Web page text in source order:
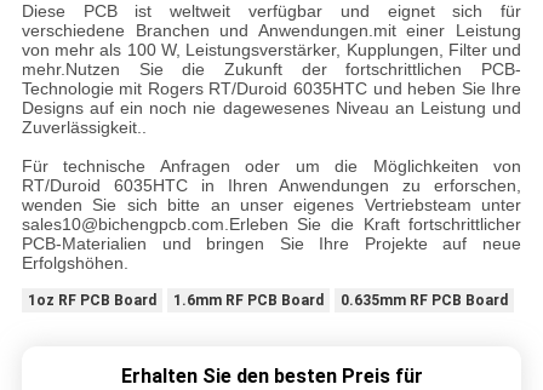
Diese PCB ist weltweit verfügbar und eignet sich für
verschiedene Branchen und Anwendungen.mit einer Leistung
von mehr als 100 W, Leistungsverstärker, Kupplungen, Filter und
mehr.Nutzen Sie die Zukunft der fortschrittlichen PCB-
Technologie mit Rogers RT/Duroid 6035HTC und heben Sie Ihre
Designs auf ein noch nie dagewesenes Niveau an Leistung und
Zuverlässigkeit..
Für technische Anfragen oder um die Möglichkeiten von
RT/Duroid 6035HTC in Ihren Anwendungen zu erforschen,
wenden Sie sich bitte an unser eigenes Vertriebsteam unter
sales10@bichengpcb.com.Erleben Sie die Kraft fortschrittlicher
PCB-Materialien und bringen Sie Ihre Projekte auf neue
Erfolgshöhen.
1oz RF PCB Board 1.6mm RF PCB Board 0.635mm RF PCB Board
Erhalten Sie den besten Preis für